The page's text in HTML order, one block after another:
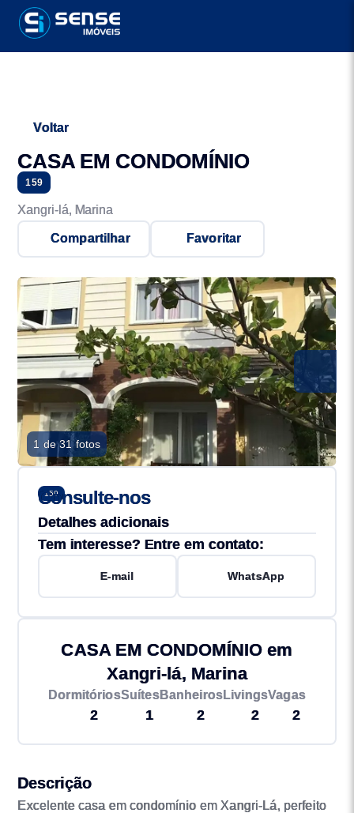
Voltar
CASA EM CONDOMÍNIO
159
Xangri-lá, Marina
Compartilhar Favoritar
1 de 31 fotos
159
Consulte-nos
Detalhes adicionais
Tem interesse? Entre em contato:
E-mail WhatsApp
CASA EM CONDOMÍNIO em
Xangri-lá, Marina
Dormitórios
2
Suítes
1
Banheiros
2
Livings
2
Vagas
2
Descrição
Excelente casa em condomínio em Xangri-Lá, perfeito